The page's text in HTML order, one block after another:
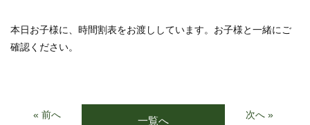
本日お子様に、時間割表をお渡ししています。お子様と一緒にご
確認ください。
« 前へ 一覧へ 次へ »